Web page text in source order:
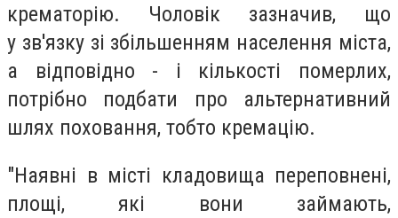
крематорію. Чоловік зазначив, що
у зв'язку зі збільшенням населення міста,
а відповідно - і кількості померлих,
потрібно подбати про альтернативний
шлях поховання, тобто кремацію.
"Наявні в місті кладовища переповнені,
площі, які вони займають,